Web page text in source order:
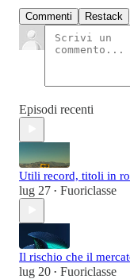
Commenti Restack
Episodi recenti
Utili record, titoli in
lug 27 • Fuoriclasse
Il rischio che il
lug 20 • Fuoriclasse